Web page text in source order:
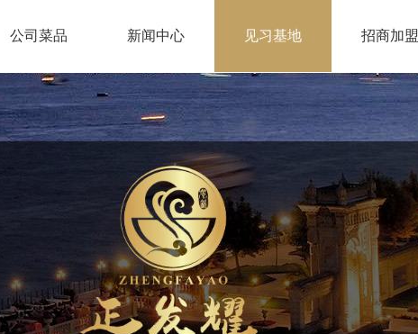
公司菜品 新闻中心 见习基地 招商加盟